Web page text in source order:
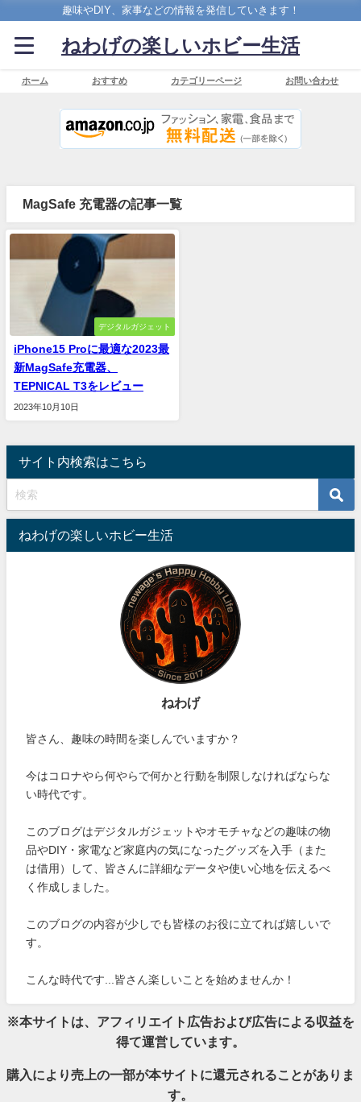
趣味やDIY、家事などの情報を発信していきます！
ねわげの楽しいホビー生活
ホーム おすすめ カテゴリーページ お問い合わせ
MagSafe 充電器の記事一覧
デジタルガジェット
iPhone15 Proに最適な2023最
新MagSafe充電器、
TEPNICAL T3をレビュー
2023年10月10日
サイト内検索はこちら
ねわげの楽しいホビー生活
ねわげ
皆さん、趣味の時間を楽しんでいますか？
今はコロナやら何やらで何かと行動を制限しなければならな
い時代です。
このブログはデジタルガジェットやオモチャなどの趣味の物
品やDIY・家電など家庭内の気になったグッズを入手（また
は借用）して、皆さんに詳細なデータや使い心地を伝えるべ
く作成しました。
このブログの内容が少しでも皆様のお役に立てれば嬉しいで
す。
こんな時代です...皆さん楽しいことを始めませんか！
※本サイトは、アフィリエイト広告および広告による収益を
得て運営しています。
購入により売上の一部が本サイトに還元されることがありま
す。